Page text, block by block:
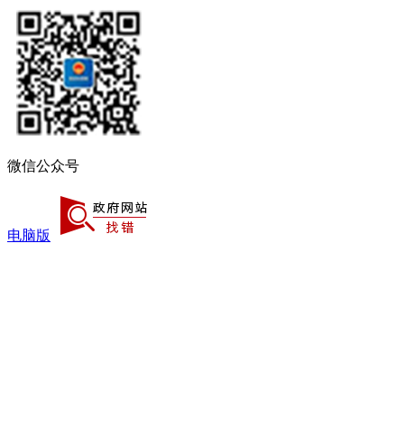
微信公众号
电脑版